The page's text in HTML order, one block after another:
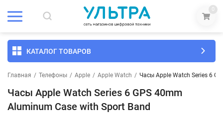
0
КАТАЛОГ ТОВАРОВ
Главная / Телефоны / Apple / Apple Watch / Часы Apple Watch Series 6
Часы Apple Watch Series 6 GPS 40mm
Aluminum Case with Sport Band